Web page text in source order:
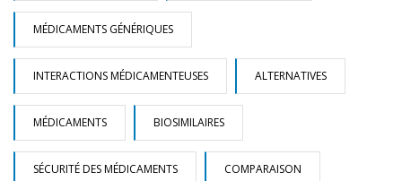
MÉDICAMENTS GÉNÉRIQUES
INTERACTIONS MÉDICAMENTEUSES ALTERNATIVES
MÉDICAMENTS BIOSIMILAIRES
SÉCURITÉ DES MÉDICAMENTS COMPARAISON